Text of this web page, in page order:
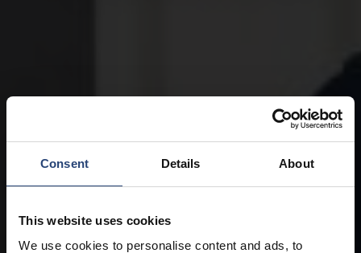
Consent Details About
This website uses cookies
We use cookies to personalise content and ads, to